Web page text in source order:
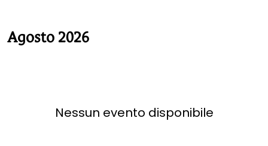
Agosto 2026
Nessun evento disponibile